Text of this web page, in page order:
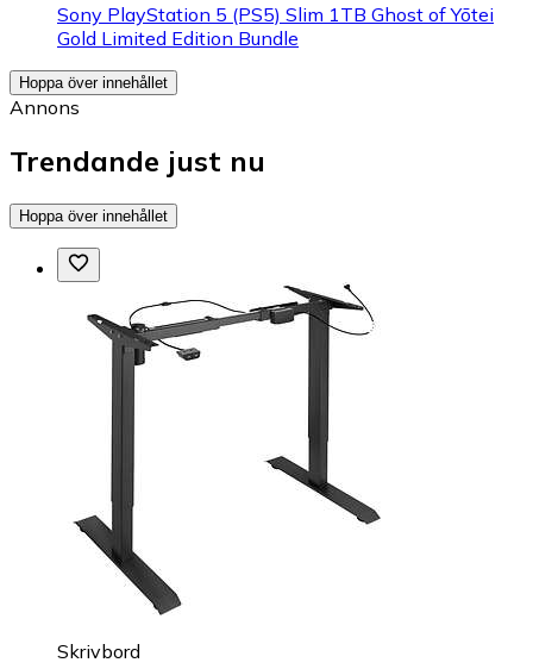
Sony PlayStation 5 (PS5) Slim 1TB Ghost of Yōtei
Gold Limited Edition Bundle
Hoppa över innehållet
Annons
Trendande just nu
Hoppa över innehållet
Skrivbord